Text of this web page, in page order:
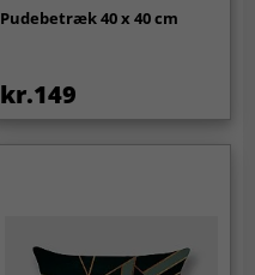
Pudebetræk 40 x 40 cm
kr.149